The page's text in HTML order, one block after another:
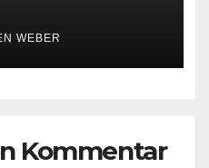
WEBER
Kommentar